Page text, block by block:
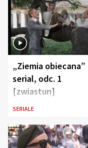
„Ziemia obiecana”
serial, odc. 1
[zwiastun]
SERIALE